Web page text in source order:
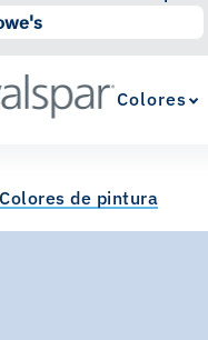
Colores
de pintura